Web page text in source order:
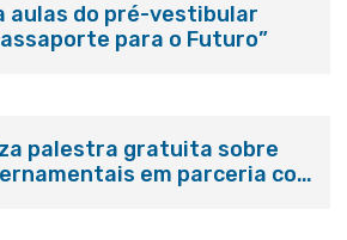
aulas do pré-vestibular
para o Futuro”
palestra gratuita sobre
em parceria com